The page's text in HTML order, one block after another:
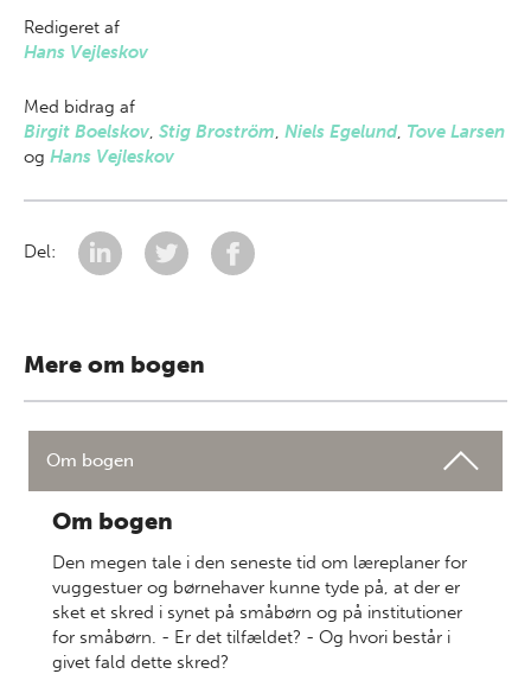
Redigeret af
Hans Vejleskov
Med bidrag af
Birgit Boelskov, Stig Broström, Niels Egelund, Tove Larsen
og Hans Vejleskov
Del:
Mere om bogen
Om bogen
Om bogen
Den megen tale i den seneste tid om læreplaner for
vuggestuer og børnehaver kunne tyde på, at der er
sket et skred i synet på småbørn og på institutioner
for småbørn. - Er det tilfældet? - Og hvori består i
givet fald dette skred?